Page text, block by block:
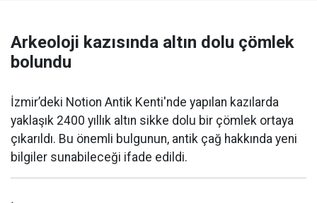
Arkeoloji kazısında altın dolu çömlek
bolundu
İzmir’deki Notion Antik Kenti'nde yapılan kazılarda
yaklaşık 2400 yıllık altın sikke dolu bir çömlek ortaya
çıkarıldı. Bu önemli bulgunun, antik çağ hakkında yeni
bilgiler sunabileceği ifade edildi.